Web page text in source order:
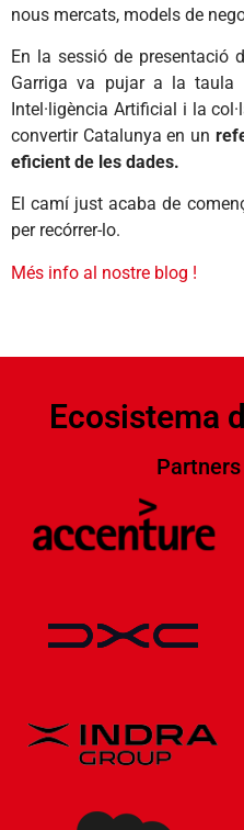
nous mercats, models de
En la sessió de presentació
Garriga va pujar a la taula
Intel·ligència Artificial i la
convertir Catalunya en un
eficient de les dades.
El camí just acaba de
per recórrer-lo.
Més info al nostre blog !
Ecosistema